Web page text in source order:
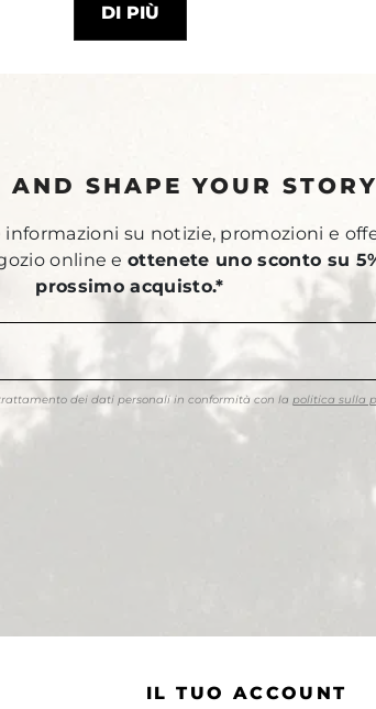
DI PIÙ
AND SHAPE YOUR STORY
su notizie, promozioni e
online eottenete uno sconto su
prossimo acquisto.*
dei dati personali in conformità con la politica sulla
IL TUO ACCOUNT